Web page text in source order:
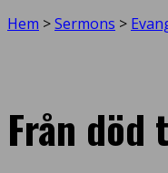
Hem >Sermons >
Från